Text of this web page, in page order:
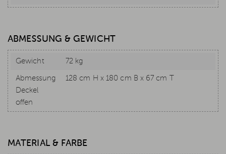
ABMESSUNG & GEWICHT
Gewicht 72 kg
Abmessung
Deckel
offen
128 cm H x 180 cm B x 67 cm T
MATERIAL & FARBE